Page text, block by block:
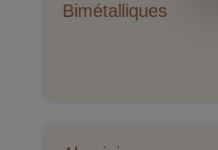
Bimétalliques